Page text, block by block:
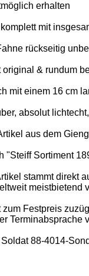
erhalten
mit
rückseitig
original & rundum
mit einem 16 cm
absolut
aus dem
"Steiff Sortiment
stammt direkt
meistbietend
zum Festpreis
Terminabsprache